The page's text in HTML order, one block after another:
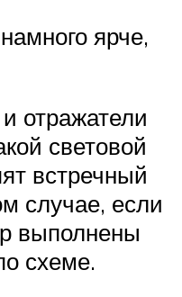
ярче,
отражатели
световой
встречный
случае, если
выполнены
схеме.